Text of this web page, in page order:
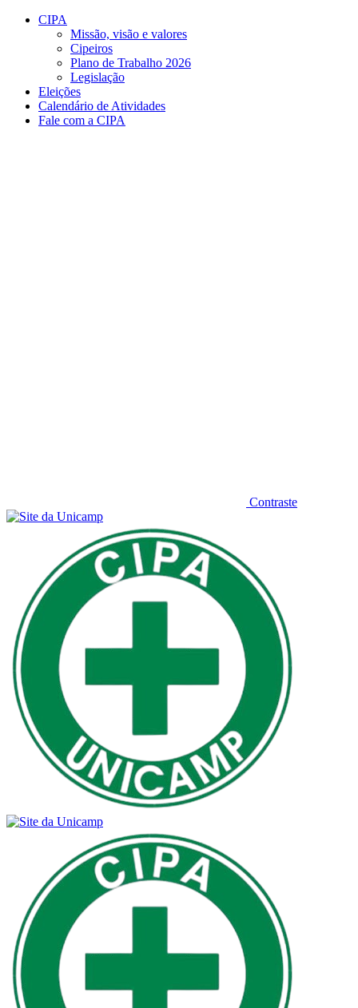
Conteúdo principal
CIPA
Missão, visão e valores
Cipeiros
Plano de Trabalho 2026
Legislação
Eleições
Calendário de Atividades
Fale com a CIPA
Contraste